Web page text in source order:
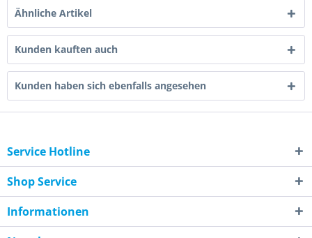
Ähnliche Artikel
Kunden kauften auch
Kunden haben sich ebenfalls angesehen
Service Hotline
Shop Service
Informationen